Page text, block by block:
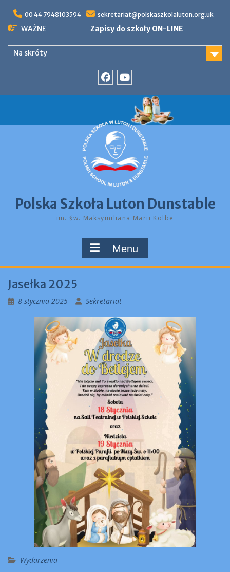
content
00 44 7948103594 sekretariat@polskaszkolaluton.org.uk
WAŻNE Zapisy do szkoły ON-LINE
Na skróty
Polska Szkoła Luton Dunstable
im. św. Maksymiliana Marii Kolbe
Menu
Jasełka 2025
8 stycznia 2025 Sekretariat
Wydarzenia